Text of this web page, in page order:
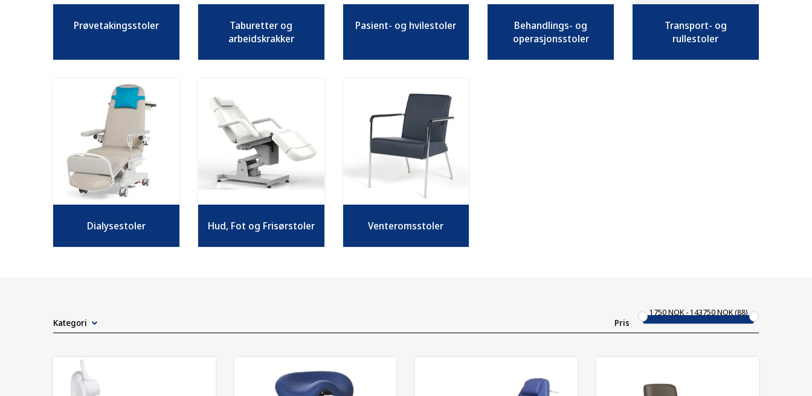
Prøvetakingsstoler
Taburetter og
arbeidskrakker
Pasient- og hvilestoler
Behandlings- og
operasjonsstoler
Transport- og
rullestoler
Dialysestoler Hud, Fot og Frisørstoler Venteromsstoler
Kategori Pris
1750NOK 143750NOK 88